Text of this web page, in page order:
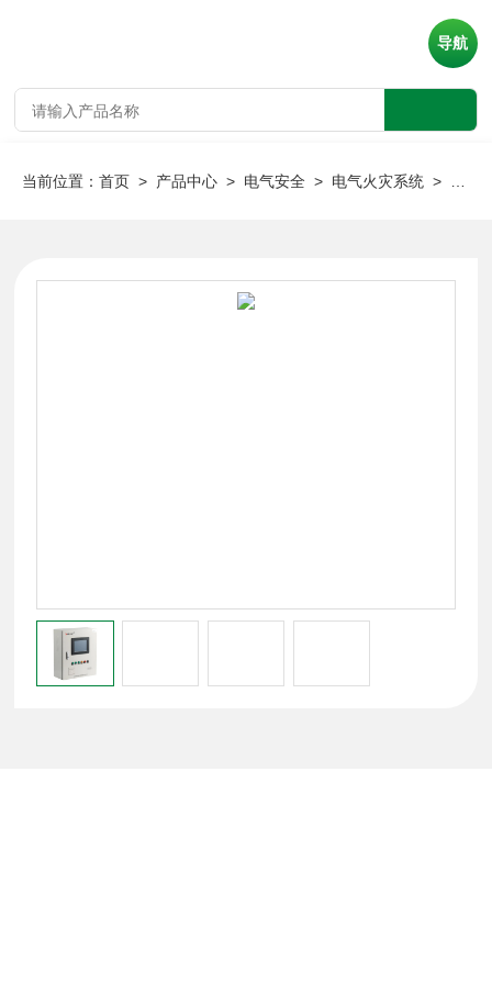
导航
当前位置：首页 > 产品中心 > 电气安全 > 电气火灾系统 > 安科瑞Acrel-6000/B电气消防火灾系统